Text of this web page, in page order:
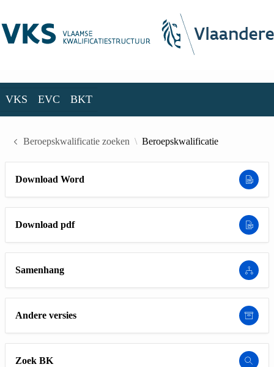
VKS EVC BKT
Beroepskwalificatie zoeken Beroepskwalificatie
Download Word
Download pdf
Samenhang
Andere versies
Zoek BK